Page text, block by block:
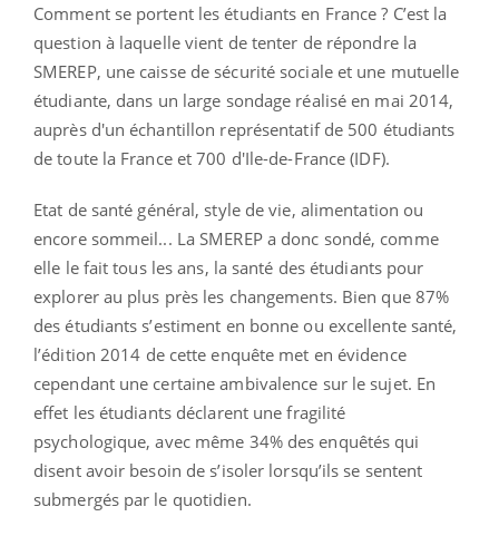
Comment se portent les étudiants en France ? C’est la
question à laquelle vient de tenter de répondre la
SMEREP, une caisse de sécurité sociale et une mutuelle
étudiante, dans un large sondage réalisé en mai 2014,
auprès d'un échantillon représentatif de 500 étudiants
de toute la France et 700 d'Ile-de-France (IDF).
Etat de santé général, style de vie, alimentation ou
encore sommeil... La SMEREP a donc sondé, comme
elle le fait tous les ans, la santé des étudiants pour
explorer au plus près les changements. Bien que 87%
des étudiants s’estiment en bonne ou excellente santé,
l’édition 2014 de cette enquête met en évidence
cependant une certaine ambivalence sur le sujet. En
effet les étudiants déclarent une fragilité
psychologique, avec même 34% des enquêtés qui
disent avoir besoin de s’isoler lorsqu’ils se sentent
submergés par le quotidien.